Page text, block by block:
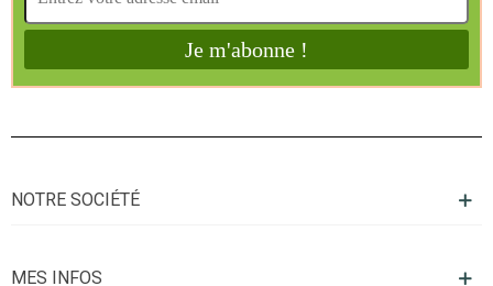
NOTRE SOCIÉTÉ
MES INFOS